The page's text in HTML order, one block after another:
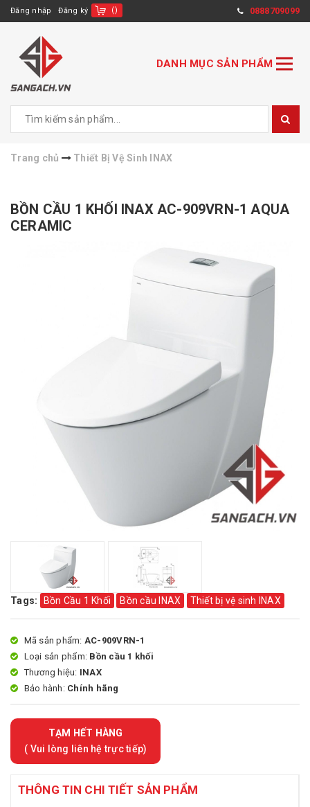
Đăng nhập Đăng ký () 0888709099
DANH MỤC SẢN PHẨM
Trang chủ Thiết Bị Vệ Sinh INAX
BỒN CẦU 1 KHỐI INAX AC-909VRN-1 AQUA
CERAMIC
Tags: Bồn Cầu 1 Khối Bồn cầu INAX Thiết bị vệ sinh INAX
Mã sản phẩm: AC-909VRN-1
Loại sản phẩm: Bồn cầu 1 khối
Thương hiệu: INAX
Bảo hành: Chính hãng
TẠM HẾT HÀNG
( Vui lòng liên hệ trực tiếp)
THÔNG TIN CHI TIẾT SẢN PHẨM